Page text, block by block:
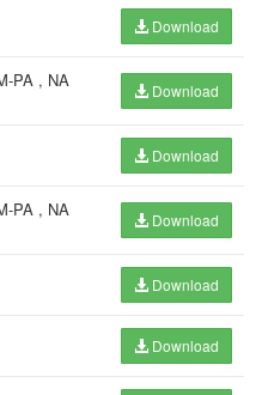
Download
PA , NA
Download
Download
PA , NA
Download
Download
Download